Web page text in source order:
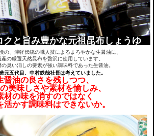
クと旨み豊かな元祖昆布しょうゆ
の、津軽伝統の職人技によるまろやかな生醤油に、
産の厳選天然昆布を贅沢に使用しています。
臭い消しの要素が強い調味料であった生醤油。
元五代目、中村鉄哉社長は考えていました。
醤油の良さを残しつつ、
美味しさや素材を愉しみ、
材の味を消すのではなく
活かす調味料はできないか。